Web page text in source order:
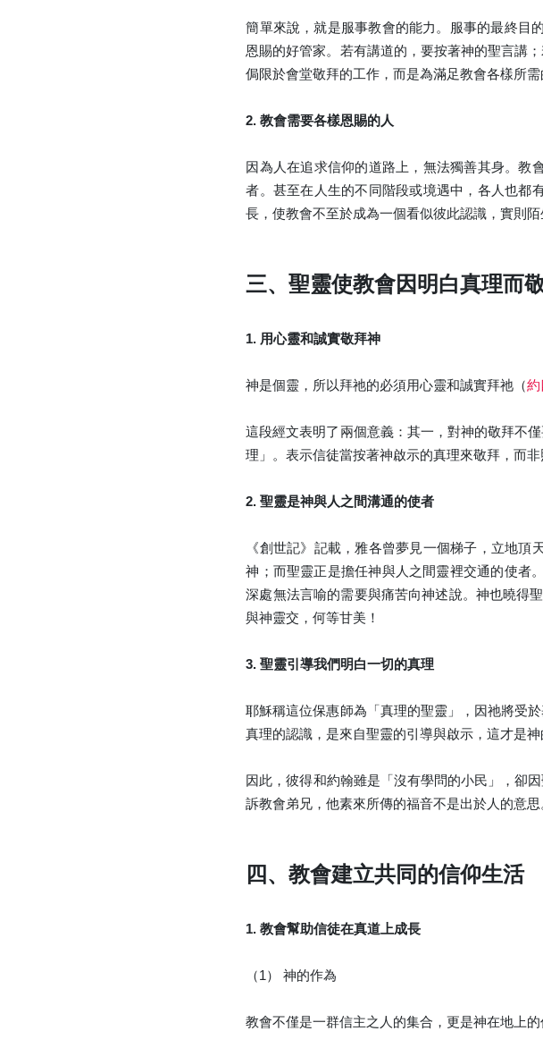
簡單來說，就是服事教會的能力。服事的最終目
恩賜的好管家。若有講道的，要按著神的聖言講
侷限於會堂敬拜的工作，而是為滿足教會各樣所需
2. 教會需要各樣恩賜的人
因為人在追求信仰的道路上，無法獨善其身。教
者。甚至在人生的不同階段或境遇中，各人也都
長，使教會不至於成為一個看似彼此認識，實則陌
三、聖靈使教會因明白真理而
1. 用心靈和誠實敬拜神
神是個靈，所以拜祂的必須用心靈和誠實拜祂（約
這段經文表明了兩個意義：其一，對神的敬拜不
理」。表示信徒當按著神啟示的真理來敬拜，而
2. 聖靈是神與人之間溝通的使者
《創世記》記載，雅各曾夢見一個梯子，立地
神；而聖靈正是擔任神與人之間靈裡交通的使者
深處無法言喻的需要與痛苦向神述說。神也曉得
與神靈交，何等甘美！
3. 聖靈引導我們明白一切的真理
耶穌稱這位保惠師為「真理的聖靈」，因祂將受
真理的認識，是來自聖靈的引導與啟示，這才是神
因此，彼得和約翰雖是「沒有學問的小民」，卻
訴教會弟兄，他素來所傳的福音不是出於人的意
四、教會建立共同的信仰生活
1. 教會幫助信徒在真道上成長
（1） 神的作為
教會不僅是一群信主之人的集合，更是神在地上